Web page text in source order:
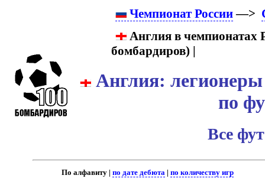
Чемпионат России—>
Англия в чемпионатах
бомбардиров) |
Англия: легионеры
по
Все
По алфавиту |по дате дебюта |по количеству игр